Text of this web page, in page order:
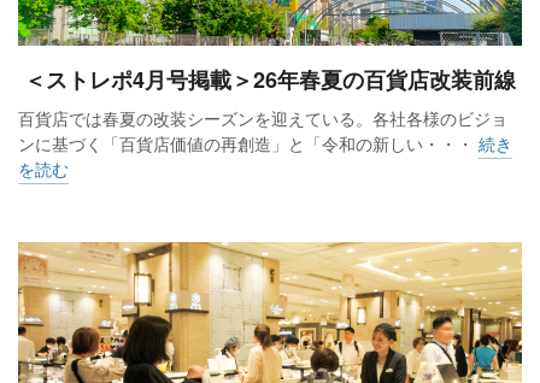
＜ストレポ4月号掲載＞26年春夏の百貨店改装前線
百貨店では春夏の改装シーズンを迎えている。各社各様のビジョ
ンに基づく「百貨店価値の再創造」と「令和の新しい・・・ 続き
を読む